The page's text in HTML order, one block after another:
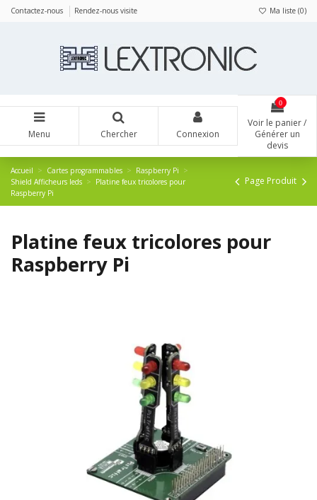
Contactez-nous Rendez-nous visite Ma liste (0)
Menu Chercher Connexion
0
Voir le panier /
Générer un
devis
Accueil Cartes programmables
Raspberry Pi
Shield Afficheurs leds
Platine feux tricolores pour
Raspberry Pi
Page Produit
Platine feux tricolores pour
Raspberry Pi
Panneau de gestion des cookies